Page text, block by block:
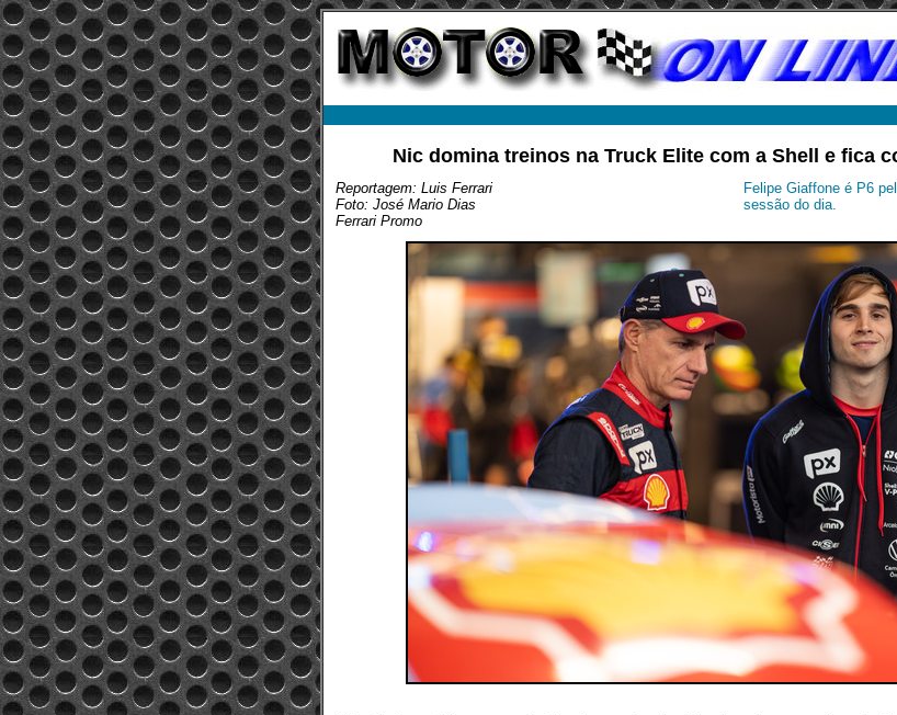
Nic domina treinos na Truck Elite com a Shell e fica
Reportagem: Luis Ferrari
Foto: José Mario Dias
Ferrari Promo
Felipe Giaffone é P6
sessão do dia.